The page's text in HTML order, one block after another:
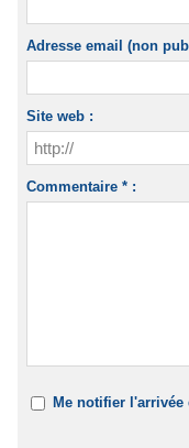
Adresse email (non
Site web :
Commentaire * :
Me notifier